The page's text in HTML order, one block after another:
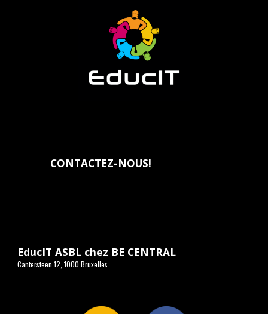
CONTACTEZ-NOUS!
EducIT ASBL chez BE CENTRAL
Cantersteen 12, 1000 Bruxelles